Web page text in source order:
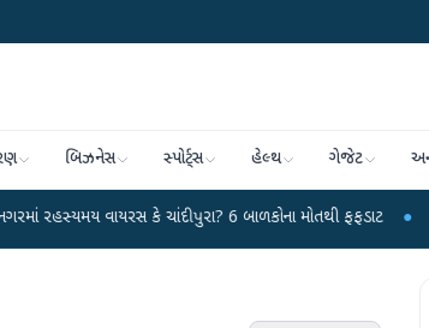
બિઝનેસ સ્પોર્ટ્સ હેલ્થ ગેજેટ
કે ચાંદીપુરા? 6 બાળકોના મોતથી ફફડાટ ● હવામાન વિભાગે